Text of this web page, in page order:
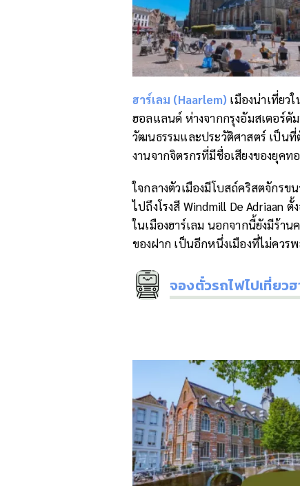
ฮาร์เลม (Haarlem) เมืองน่าเที่ยว
ฮอลแลนด์ ห่างจากกรุงอัมสเตอร์ดั
วัฒนธรรมและประวัติศาสตร์ เป็นที่
งานจากจิตรกรที่มีชื่อเสียงของยุค
ใจกลางตัวเมืองมีโบสถ์คริสตจักรข
ไปถึงโรงสี Windmill De Adriaan
ในเมืองฮาร์เลม นอกจากนี้ยังมีร้า
ของฝาก เป็นอีกหนึ่งเมืองที่ไม่ควร
จองตั๋วรถไฟไปเที่ยว